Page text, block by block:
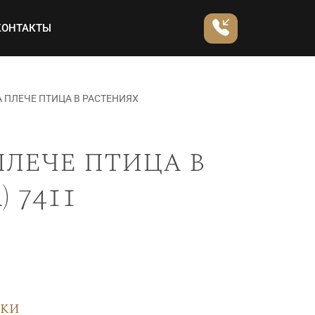
ПТИЦА В РАСТЕНИЯХ
птица в